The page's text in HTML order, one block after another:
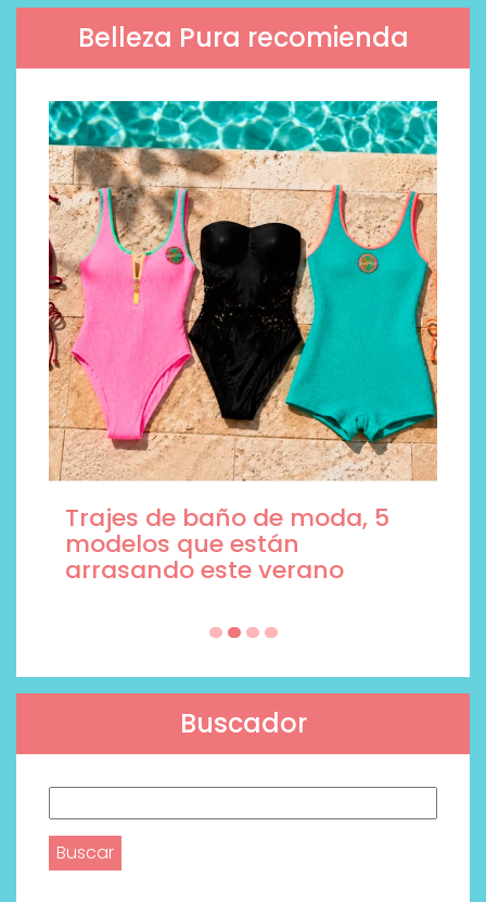
Belleza Pura recomienda
Trajes de baño de moda, 5
modelos que están
arrasando este verano
Buscador